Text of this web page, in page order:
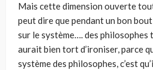
Mais cette dimension ouverte tout
peut dire que pendant un bon
sur le système…. des philosophes
aurait bien tort d’ironiser, parce
système des philosophes, c’est